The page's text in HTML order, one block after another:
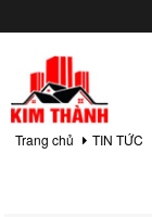
Trang chủ TIN TỨC